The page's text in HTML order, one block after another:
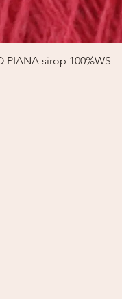
PIANA sirop 100%WS